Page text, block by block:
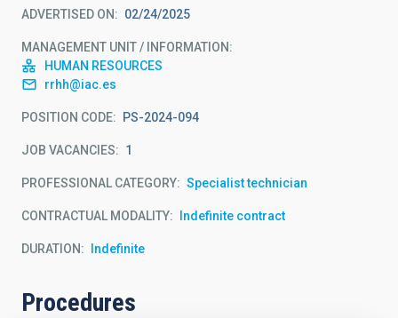
ADVERTISED ON 02/24/2025
MANAGEMENT UNIT / INFORMATION
HUMAN RESOURCES
rrhh@iac.es
POSITION CODE PS-2024-094
JOB VACANCIES 1
PROFESSIONAL CATEGORY Specialist technician
CONTRACTUAL MODALITY Indefinite contract
DURATION Indefinite
Procedures